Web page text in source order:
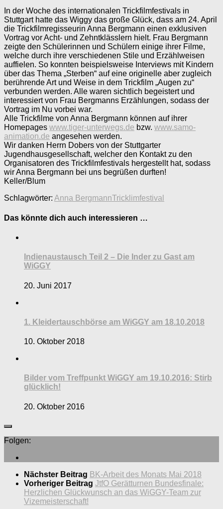
In der Woche des internationalen Trickfilmfestivals in
Stuttgart hatte das Wiggy das große Glück, dass am 24. April
die Trickfilmregisseurin Anna Bergmann einen exklusiven
Vortrag vor Acht- und Zehntklässlern hielt. Frau Bergmann
zeigte den Schülerinnen und Schülern einige ihrer Filme,
welche durch ihre verschiedenen Stile und Erzählweisen
auffielen. So konnten beispielsweise Interviews mit Kindern
über das Thema „Sterben“ auf eine originelle aber zugleich
berührende Art und Weise in dem Trickfilm „Augen zu“
verbunden werden. Alle waren sichtlich begeistert und
interessiert von Frau Bergmanns Erzählungen, sodass der
Vortrag im Nu vorbei war.
Alle Trickfilme von Anna Bergmann können auf ihrer
Homepages www.tiger-unterwegs.de bzw. www.samo-
animation.de angesehen werden.
Wir danken Herrn Dobers von der Stuttgarter
Jugendhausgesellschaft, welcher den Kontakt zu den
Organisatoren des Trickfilmfestivals hergestellt hat, sodass
wir Anna Bergmann bei uns begrüßen durften!
Keller/Blum
Schlagwörter: Anna BergmannTricklimfestival
Das könnte dich auch interessieren …
Indienaustausch Teil 2 – Die Inder zu Gast am
WiGGY
20. Juni 2017
1. Kleidertauschbörse am WiGGY am 18.10.2018
10. Oktober 2018
Bilder vom Treffpunkt WiGGY am 19.10.2016: Stirb
glücklich!
20. Oktober 2016
Folgen:
Nächster Beitrag BK-Arbeit des Monats Mai 2018
Vorheriger Beitrag JtfO Gerätturnen Bundesfinale:
Herzlichen Glückwunsch an das WiGGY-Team zur
Vizemeisterschaft!